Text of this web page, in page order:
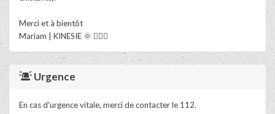
Merci et à bientôt
Mariam | KINESIE 🌞 👩🏽‍⚕️
Urgence
En cas d'urgence vitale, merci de contacter le 112.